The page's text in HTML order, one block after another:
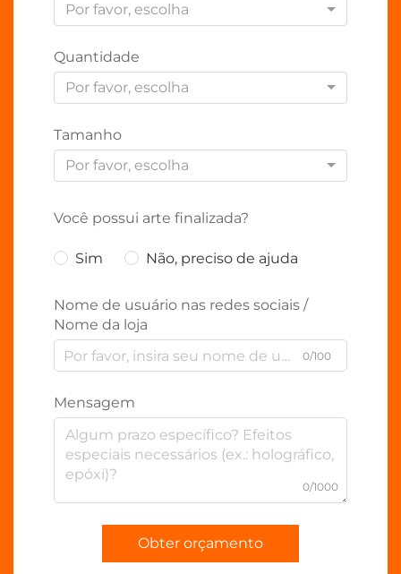
Por favor, escolha
Quantidade
Por favor, escolha
Tamanho
Por favor, escolha
Você possui arte finalizada?
Sim Não, preciso de ajuda
Nome de usuário nas redes sociais /
Nome da loja
0/100
Mensagem
0/1000
Obter orçamento